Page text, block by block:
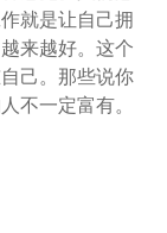
就是让自己拥
来越好。这个
己。那些说你
不一定富有。